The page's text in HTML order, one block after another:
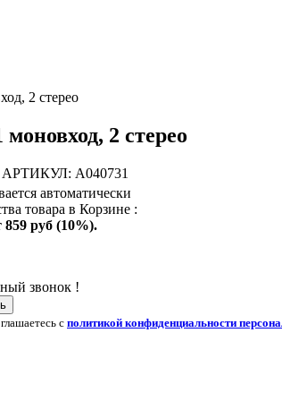
2 стерео
2 стерео
A040731
автоматически
товара в Корзине :
859 руб (10%).
звонок !
с политикой конфиденциальности